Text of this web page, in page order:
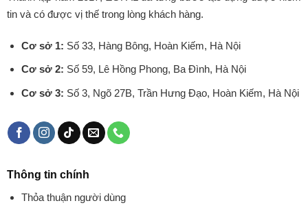
tin và có được vị thế trong lòng khách hàng.
Cơ sở 1: Số 33, Hàng Bông, Hoàn Kiếm, Hà Nội
Cơ sở 2: Số 59, Lê Hồng Phong, Ba Đình, Hà Nội
Cơ sở 3: Số 3, Ngõ 27B, Trần Hưng Đạo, Hoàn Kiếm, Hà Nội
Thông tin chính
Thỏa thuận người dùng